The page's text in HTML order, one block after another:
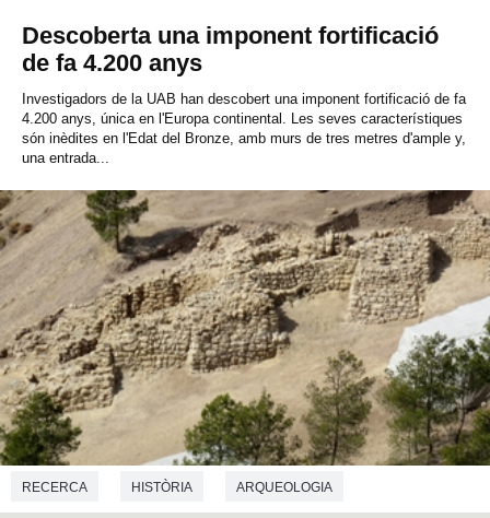
Descoberta una imponent fortificació
de fa 4.200 anys
Investigadors de la UAB han descobert una imponent fortificació de fa
4.200 anys, única en l'Europa continental. Les seves característiques
són inèdites en l'Edat del Bronze, amb murs de tres metres d'ample y,
una entrada...
RECERCA HISTÒRIA ARQUEOLOGIA